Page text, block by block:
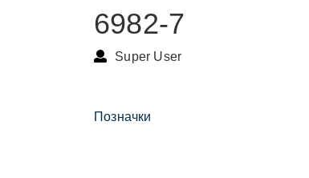
6982-7
Super User
Позначки